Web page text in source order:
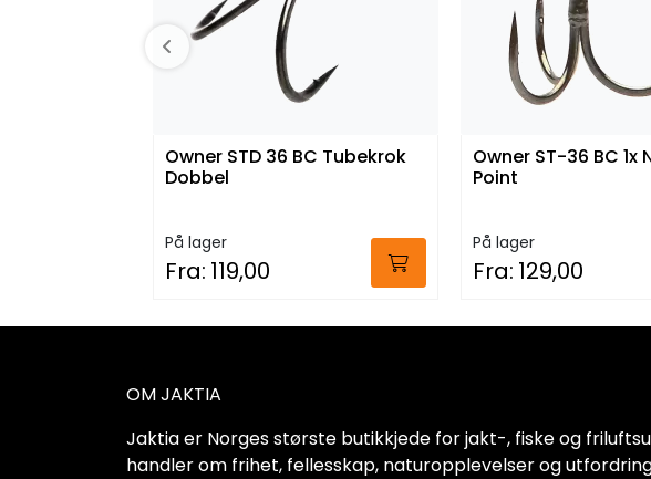
Owner STD 36 BC Tubekrok
Dobbel
På lager
Fra: 119,00
Owner ST-36 BC 1x
Point
På lager
Fra: 129,00
OM JAKTIA
Jaktia er Norges største butikkjede for jakt-, fiske og
handler om frihet, fellesskap, naturopplevelser og